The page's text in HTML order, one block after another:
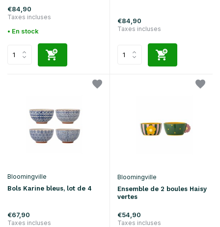
€84,90
Taxes incluses
• En stock
€84,90
Taxes incluses
Bloomingville
Bols Karine bleus, lot de 4
€67,90
Taxes incluses
Bloomingville
Ensemble de 2 boules Haisy
vertes
€54,90
Taxes incluses